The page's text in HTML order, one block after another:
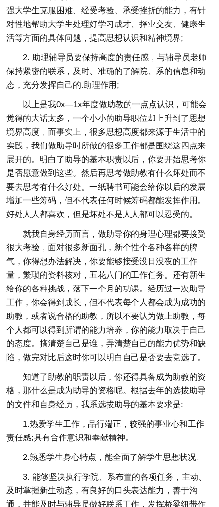
强大学生克服困难、经受考验、承受挫折的能力，有针
对性地帮助大学生处理好学习成才、择业交友、健康生
活等方面的具体问题，提高思想认识和精神境界;
2. 助理辅导员要保持高度的责任感，与辅导员老师
保持紧密的联系，及时、准确的了解院、系的信息和动
态，充分发挥自己的.助理作用;
以上是我0x—1x年度做助教的一点点认识，可能会
觉得的大话太多，一个小小的助导职位却上升到了思想
境界高度，而事实上，很多思想高度都来源于生活中的
实践，我们做助导时所做的很多工作都是围绕这四点来
展开的。明白了助导的基本职责以后，你要开始思考你
是否愿意做到这些。然后再思考做助教有什么坏处而不
要去思考有什么好处。一纸聘书可能会给你以后的发展
增加一些筹码，但不代表任何时候筹码都能发挥作用。
好处人人都喜欢，但是坏处不是人人都可以忍受的。
就我自身经历而言，做助导你的身理心理都要接受
很大考验，面对很多新面孔，新个性个各种各样的脾
气，你得想办法解决，你要能够接受没日没夜的工作
量，繁琐的资料核对，五花八门的工作任务。还有新生
给你的各种挑战，落下一个月的功课。经历过一次助导
工作，你会得到成长，但不代表每个人都会成为成功的
助教，或者说合格的助教，所以不要认为做上助教，每
个人都可以得到所谓的能力培养，你的能力取决于自己
的态度。搞清楚自己是谁，弄清楚自己的能力优势和缺
陷，做完对比后这时你可以明白自己是否要去竞选了。
知道了助教的职责以后，你还得具备成为助教的资
格，那什么是成为助导的资格呢。根据去年的选拔助导
的文件和自身经历，我系选拔助导的基本要求是:
1.热爱学生工作，品行端正，较强的事业心和工作
责任感;具有合作意识和奉献精神。
2.熟悉学生身心特点，能全面了解学生思想状况.
3. 能够坚决执行学院、系布置的各项任务，主动、
及时掌握新生动态，有良好的口头表达能力，善于沟
通，并能及时与辅导员做好联系工作，发挥桥梁纽带作